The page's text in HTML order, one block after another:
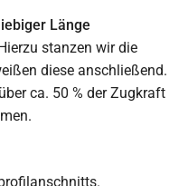
Länge
stanzen wir die
diese anschließend.
ca. 50 % der Zugkraft